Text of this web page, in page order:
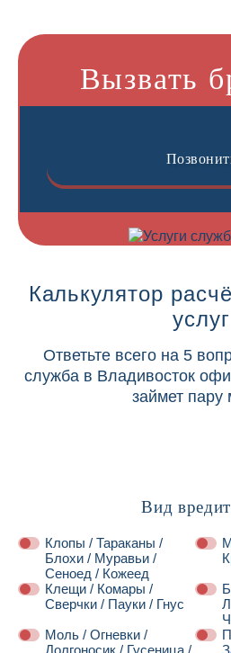
Вызвать
Калькулятор
услуг
Ответьте всего на 5
служба в Владивосток
займет пару
Вид
Клопы / Тараканы /
Блохи / Муравьи /
Сеноед / Кожеед
Клещи / Комары /
Сверчки / Пауки / Гнус
Моль / Огневки /
Долгоносик / Гусеница /